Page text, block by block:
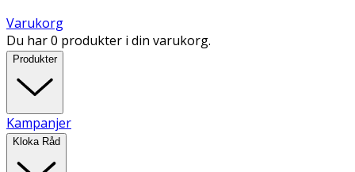
Varukorg
Du har 0 produkter i din varukorg.
Produkter
Kampanjer
Kloka Råd